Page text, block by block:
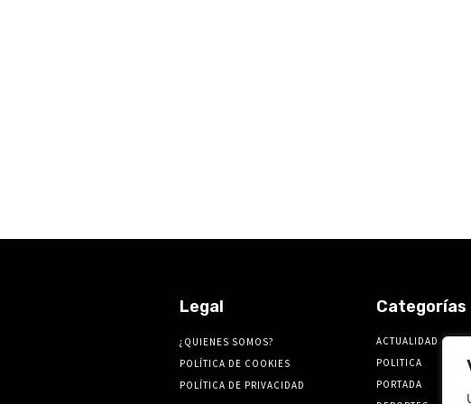
Legal
¿QUIENES SOMOS?
POLÍTICA DE COOKIES
POLÍTICA DE PRIVACIDAD
Categorías
ACTUALIDAD
POLITICA
PORTADA